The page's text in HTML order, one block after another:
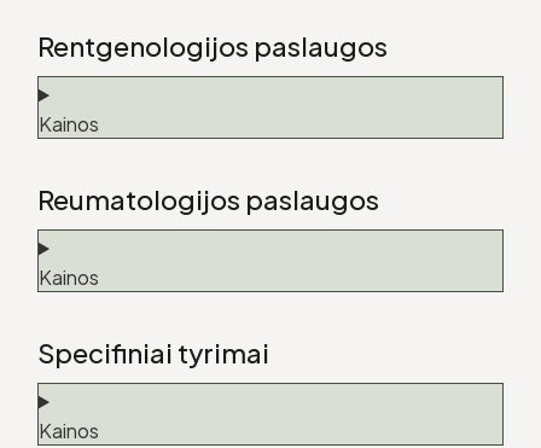
Rentgenologijos paslaugos
Kainos
Reumatologijos paslaugos
Kainos
Specifiniai tyrimai
Kainos